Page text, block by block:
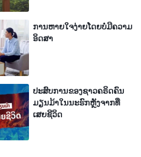
ນອິດສາ, ແຕ່ທຸກຄັ້ງທີ່ຂ້ານ້ອຍໄດ້ຍິນ
ຈັນຂອງເອື້ອຍຄົນນີ້, ຂ້ານ້ອຍກໍ
. ໂອ ພະເຈົ້າ! ຂ້ານ້ອຍບໍ່ຮູ້ວ່າຈະເຮັດ
ນໍາພາໃຫ້ຂ້ານ້ອຍປະຖິ້ມພັນທະນາ
ງຂ້ານ້ອຍດ້ວຍເທີ້ນ”.
ສຕະຈັກຂອງພວກເຮົາກໍມາເບິ່ງຂ້າ
ບຂ້ານ້ອຍຕາມສະພາວະຂອງຂ້າ
າມຈາກພຣະທຳຂອງພຣະເຈົ້າ: “
ການຫາຍໃຈງ່າຍໂດຍບໍ່ມີຄວາມ
ອິດສາ
ປະສົບການຂອງຊາວຄຣິດຄົນ
ມຽນມ້າໃນນະຮົກຫຼັງຈາກທີ່
ເສຍຊີວິດ